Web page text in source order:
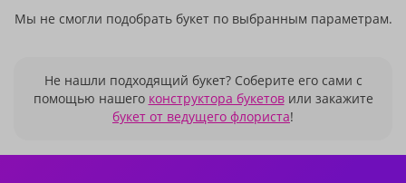
Мы не смогли подобрать букет по выбранным параметрам.
Не нашли подходящий букет? Соберите его сами с
помощью нашего конструктора букетовили закажите
букет от ведущего флориста!